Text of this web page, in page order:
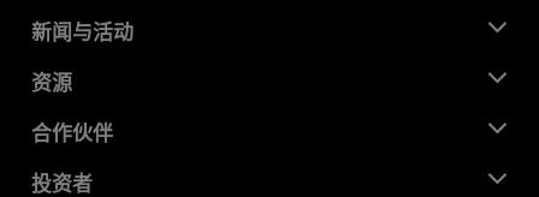
关于 AMD
企业责任
就业机会
联系我们
新闻与活动
新闻中心
媒体库
资源
开发中心
成功案例
合作伙伴
AMD 合作伙伴中心
投资者